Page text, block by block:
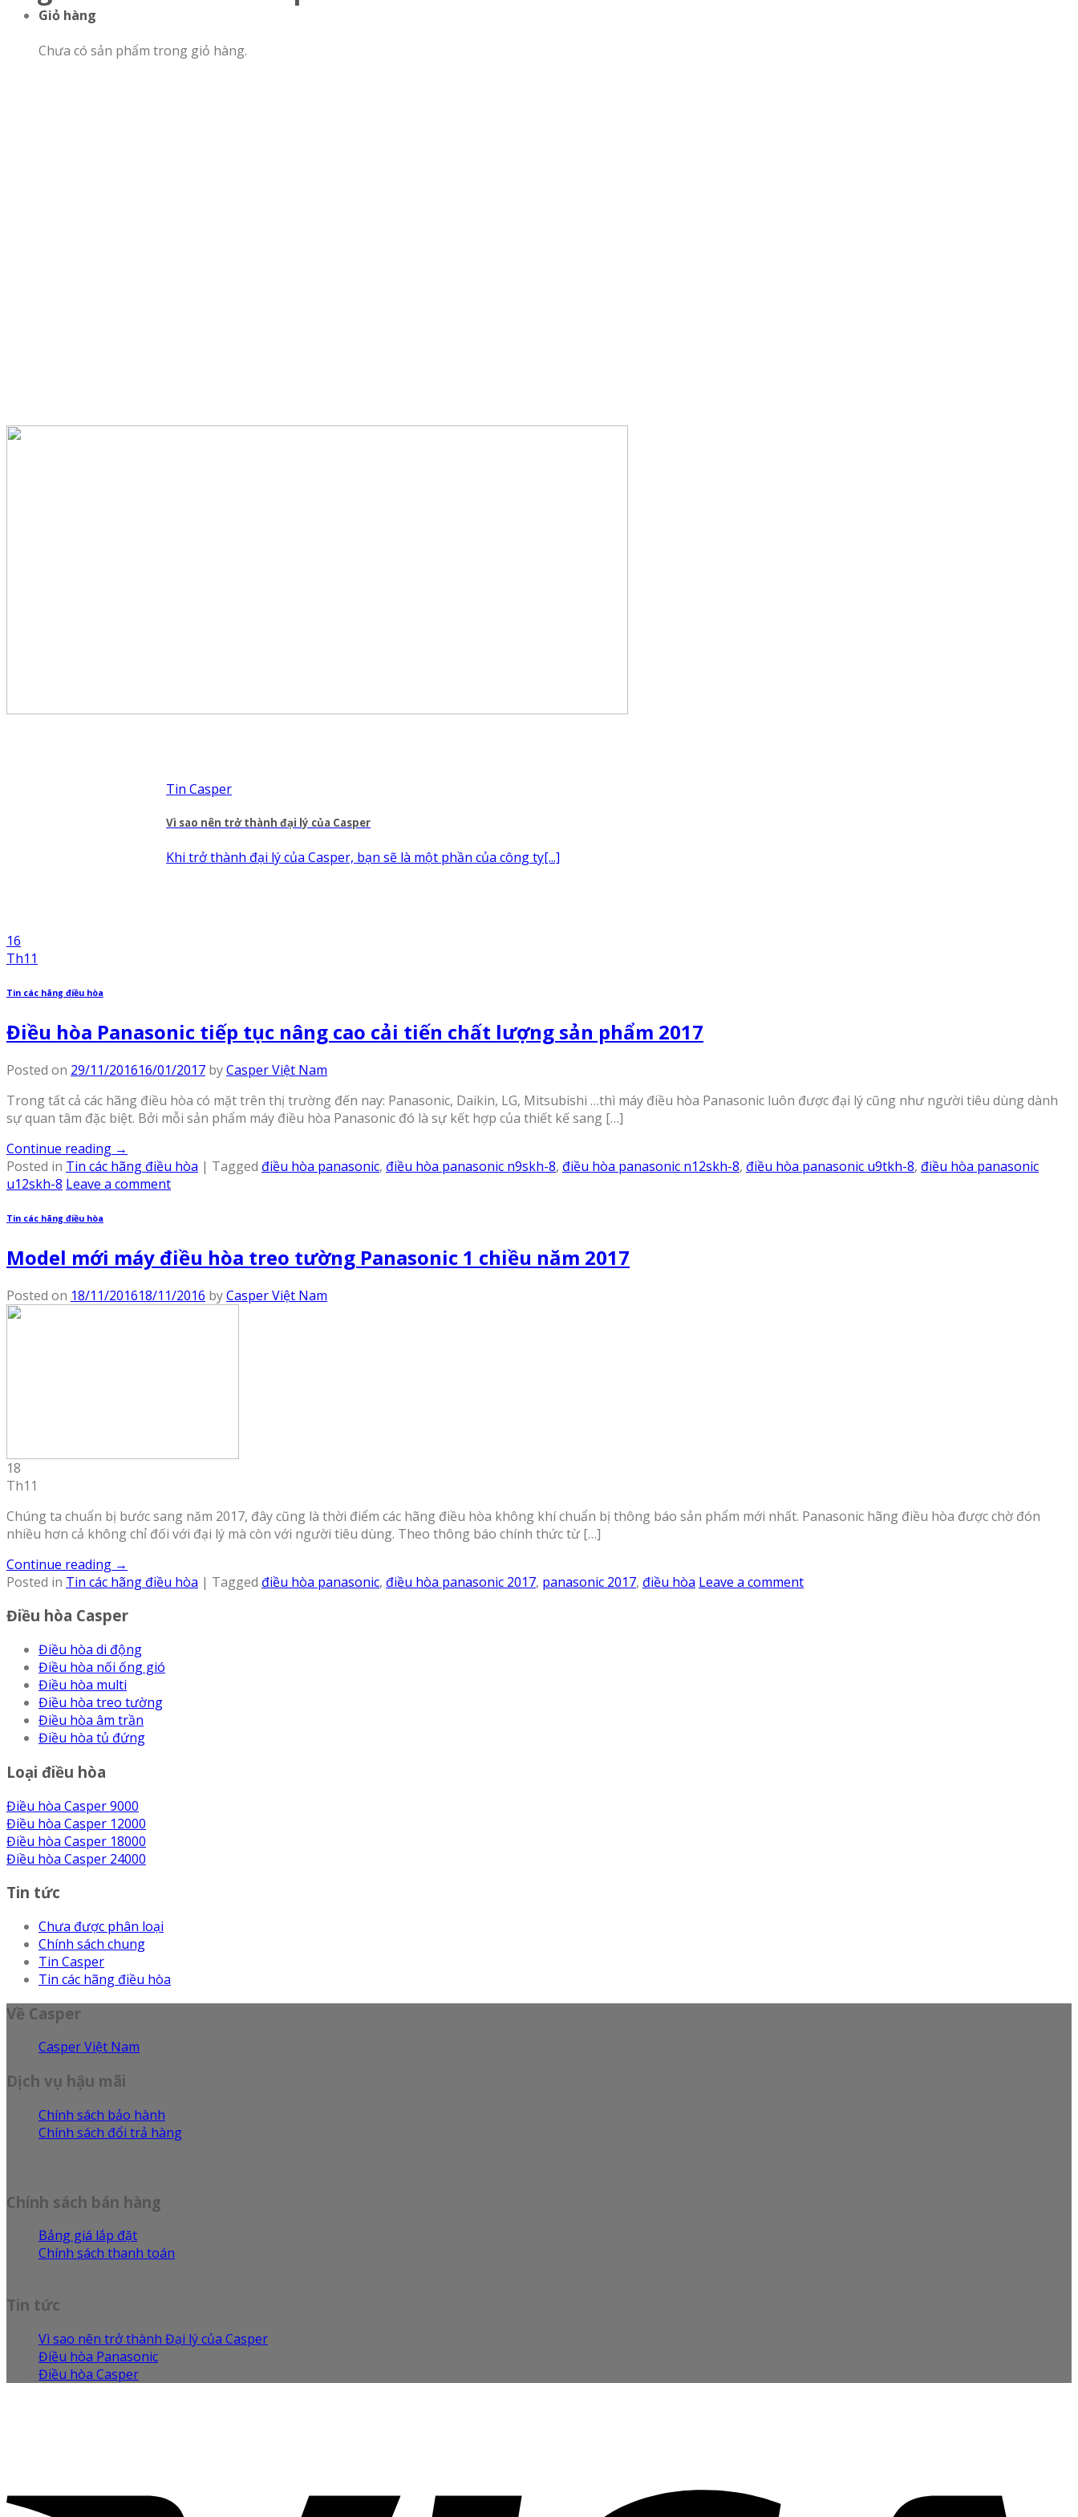
Giỏ hàng
Chưa có sản phẩm trong giỏ hàng.
Tin Casper
Vì sao nên trở thành đại lý của Casper
Khi trở thành đại lý của Casper, bạn sẽ là một phần của công ty[...]
16
Th11
Tin các hãng điều hòa
Điều hòa Panasonic tiếp tục nâng cao cải tiến chất lượng sản phẩm 2017
Posted on 29/11/201616/01/2017 byCasper Việt Nam
Trong tất cả các hãng điều hòa có mặt trên thị trường đến nay: Panasonic, Daikin, LG, Mitsubishi …thì máy điều hòa Panasonic luôn được đại lý cũng như người tiêu dùng dành
sự quan tâm đặc biệt. Bởi mỗi sản phẩm máy điều hòa Panasonic đó là sự kết hợp của thiết kế sang […]
Continue reading →
Posted in Tin các hãng điều hòa | Tagged điều hòa panasonic, điều hòa panasonic n9skh-8, điều hòa panasonic n12skh-8, điều hòa panasonic u9tkh-8, điều hòa panasonic
u12skh-8 Leave a comment
Tin các hãng điều hòa
Model mới máy điều hòa treo tường Panasonic 1 chiều năm 2017
Posted on 18/11/201618/11/2016 byCasper Việt Nam
18
Th11
Chúng ta chuẩn bị bước sang năm 2017, đây cũng là thời điểm các hãng điều hòa không khí chuẩn bị thông báo sản phẩm mới nhất. Panasonic hãng điều hòa được chờ đón
nhiều hơn cả không chỉ đối với đại lý mà còn với người tiêu dùng. Theo thông báo chính thức từ […]
Continue reading →
Posted in Tin các hãng điều hòa | Tagged điều hòa panasonic, điều hòa panasonic 2017, panasonic 2017, điều hòa Leave a comment
Điều hòa Casper
Điều hòa di động
Điều hòa nối ống gió
Điều hòa multi
Điều hòa treo tường
Điều hòa âm trần
Điều hòa tủ đứng
Loại điều hòa
Điều hòa Casper 9000
Điều hòa Casper 12000
Điều hòa Casper 18000
Điều hòa Casper 24000
Tin tức
Chưa được phân loại
Chính sách chung
Tin Casper
Tin các hãng điều hòa
Về Casper
Casper Việt Nam
Dịch vụ hậu mãi
Chính sách bảo hành
Chính sách đổi trả hàng
Chính sách bán hàng
Bảng giá lắp đặt
Chính sách thanh toán
Tin tức
Vì sao nên trở thành Đại lý của Casper
Điều hòa Panasonic
Điều hòa Casper